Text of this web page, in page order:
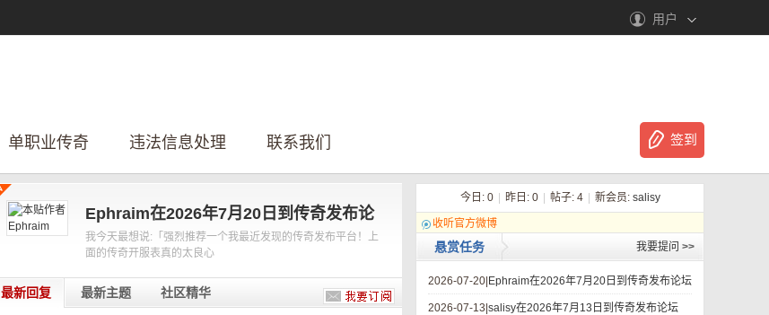
用户
单职业传奇 违法信息处理 联系我们 签到
Ephraim在2026年7月20日到传奇发布论
我今天最想说:「强烈推荐一个我最近发现的传奇发布平台！上
面的传奇开服表真的太良心
最新回复 最新主题 社区精华
今日: 0 昨日: 0 帖子: 4 新会员: salisy
收听官方微博
悬赏任务 我要提问 >>
2026-07-20| Ephraim在2026年7月20日到传奇发布论坛
2026-07-13| salisy在2026年7月13日到传奇发布论坛